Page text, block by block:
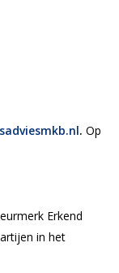
. Op
Erkend
in het